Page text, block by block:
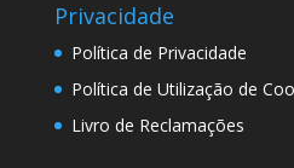
Privacidade
Política de Privacidade
Política de Utilização de
Livro de Reclamações